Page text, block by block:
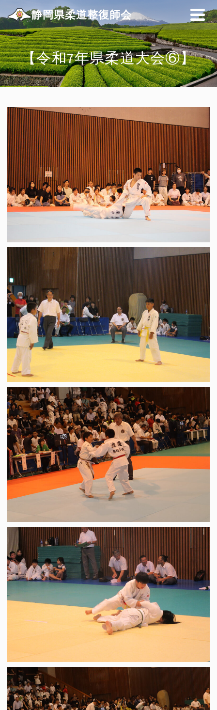
静岡県柔道整復師会
【令和7年県柔道大会⑥】